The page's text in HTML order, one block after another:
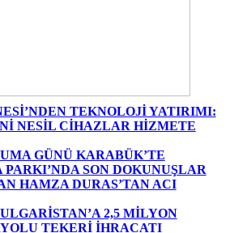
TEKNOLOJİ YATIRIMI:
NESİL CİHAZLAR HİZMETE
GÜNÜ KARABÜK’TE
SON DOKUNUŞLAR
HAMZA DURAS’TAN ACI
2,5 MİLYON
TEKERİ İHRACATI